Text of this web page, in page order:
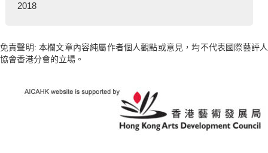
2018
免責聲明: 本欄文章內容純屬作者個人觀點或意見，均不代表國際藝評人
協會香港分會的立場。